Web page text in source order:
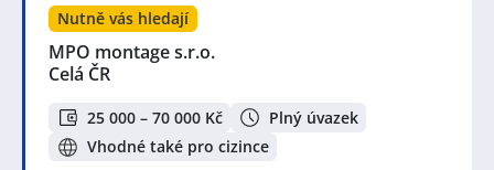
Nutně vás hledají
MPO montage s.r.o.
Celá ČR
25 000 – 70 000 Kč
Plný úvazek
Vhodné také pro cizince